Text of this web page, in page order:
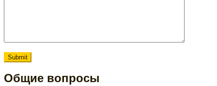
Общие вопросы